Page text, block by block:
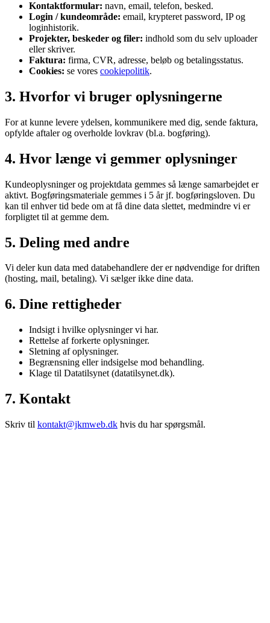
Kontaktformular: navn, email, telefon, besked.
Login / kundeområde: email, krypteret password, IP og
loginhistorik.
Projekter, beskeder og filer: indhold som du selv uploader
eller skriver.
Faktura: firma, CVR, adresse, beløb og betalingsstatus.
Cookies: se vores cookiepolitik.
3. Hvorfor vi bruger oplysningerne
For at kunne levere ydelsen, kommunikere med dig, sende faktura,
opfylde aftaler og overholde lovkrav (bl.a. bogføring).
4. Hvor længe vi gemmer oplysninger
Kundeoplysninger og projektdata gemmes så længe samarbejdet er
aktivt. Bogføringsmateriale gemmes i 5 år jf. bogføringsloven. Du
kan til enhver tid bede om at få dine data slettet, medmindre vi er
forpligtet til at gemme dem.
5. Deling med andre
Vi deler kun data med databehandlere der er nødvendige for driften
(hosting, mail, betaling). Vi sælger ikke dine data.
6. Dine rettigheder
Indsigt i hvilke oplysninger vi har.
Rettelse af forkerte oplysninger.
Sletning af oplysninger.
Begrænsning eller indsigelse mod behandling.
Klage til Datatilsynet (datatilsynet.dk).
7. Kontakt
Skriv til kontakt@jkmweb.dk hvis du har spørgsmål.